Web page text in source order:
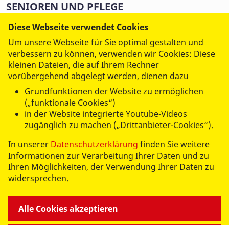
SENIOREN UND PFLEGE
Jobs
Ambulanter Pflegedienst
Betreutes Wohnen
Hauskrankenpflege
Hausnotruf
Kurzzeitpflege
Seniorengerechtes Wohnen
Servicebüro
Senioreneinrichtung
Verhinderungpflege
BILDUNG
Diese Webseite verwendet Cookies
Um unsere Webseite für Sie optimal gestalten und
verbessern zu können, verwenden wir Cookies: Diese
kleinen Dateien, die auf Ihrem Rechner
vorübergehend abgelegt werden, dienen dazu
Grundfunktionen der Website zu ermöglichen
(„funktionale Cookies“)
in der Website integrierte Youtube-Videos
zugänglich zu machen („Drittanbieter-Cookies“).
In unserer Datenschutzerklärung finden Sie weitere
Informationen zur Verarbeitung Ihrer Daten und zu
Ihren Möglichkeiten, der Verwendung Ihrer Daten zu
widersprechen.
Alle Cookies akzeptieren